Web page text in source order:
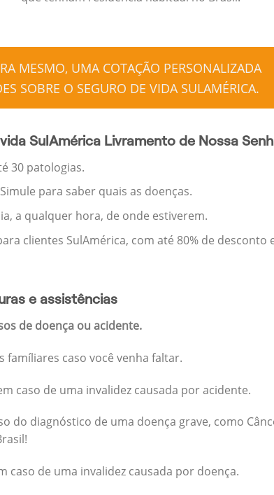
MESMO, UMA COTAÇÃO PERSONALIZADA
SOBRE O SEGURO DE VIDA SULAMÉRICA.
SulAmérica Livramento de Nossa
30 patologias.
para saber quais as doenças.
a qualquer hora, de onde estiverem.
clientes SulAmérica, com até 80% de desconto
e assistências
de doença ou acidente.
famíliares caso você venha faltar.
caso de uma invalidez causada por acidente.
do diagnóstico de uma doença grave, como
caso de uma invalidez causada por doença.